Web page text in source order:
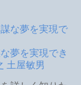
夢を実現でき
土屋敏男